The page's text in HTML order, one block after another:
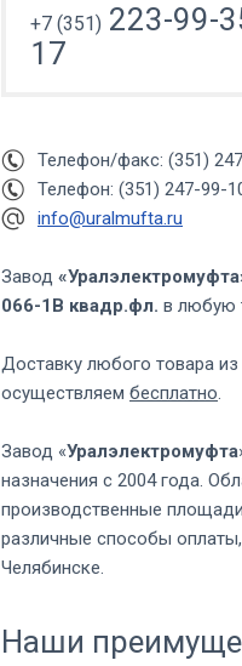
+7 (351) 223-99-
17
Телефон/факс: (351)
Телефон: (351) 247-99-
info@uralmufta.ru
Завод
066-1В квадр.фл. в любую
Доставку любого товара
осуществляем бесплатно.
Завод «Уралэлектромуфта
назначения с 2004 года.
производственные
различные способы
Челябинске.
Наши